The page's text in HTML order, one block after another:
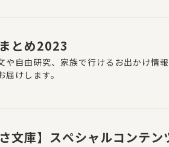
とめ2023
や自由研究、家族で行けるお出かけ情
届けします。
さ文庫】スペシャルコンテン